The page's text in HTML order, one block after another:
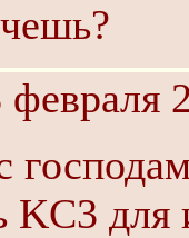
KC3